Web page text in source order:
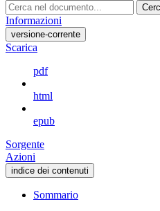
Informazioni
versione-corrente
Scarica
pdf
html
epub
Sorgente
Azioni
indice dei contenuti
Sommario